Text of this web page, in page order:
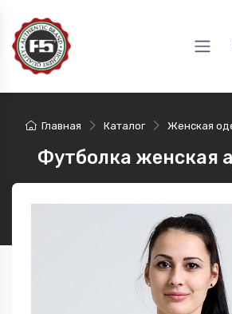
Главная Каталог Женская
Футболка женская